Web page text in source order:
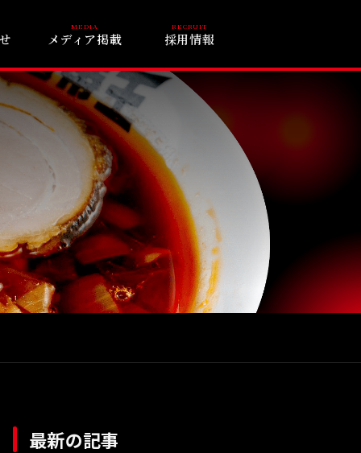
メディア掲載 採用情報
最新の記事